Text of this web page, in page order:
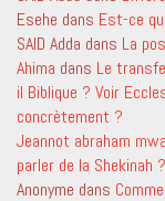
Esehe dans Est-ce
SAID Adda dans La
Ahima dans Le
il Biblique ? Voir
concrètement ?
Jeannot abraham
parler de la Shekinah ?
Anonyme dans